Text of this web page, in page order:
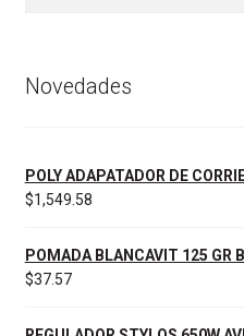
Novedades
POLY ADAPATADOR DE
$1,549.58
POMADA BLANCAVIT 125 GR
$37.57